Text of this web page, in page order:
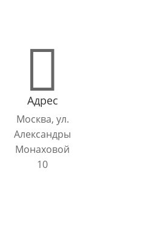

Адрес
Москва, ул.
Александры
Монаховой
10